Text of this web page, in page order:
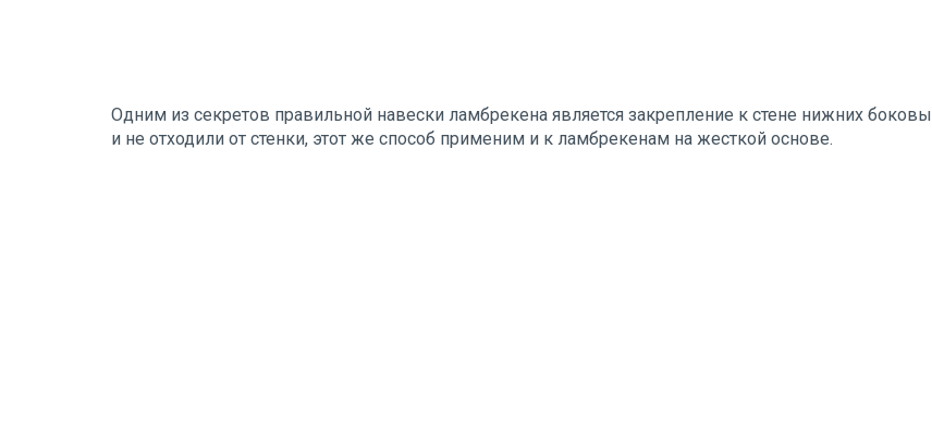
Одним из секретов правильной навески ламбрекена является закрепление к стене нижних
и не отходили от стенки, этот же способ применим и к ламбрекенам на жесткой основе.